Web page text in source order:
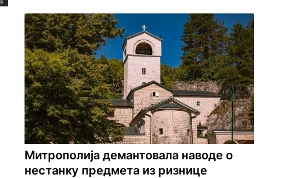
Митрополија демантовала наводе о
нестанку предмета из ризнице